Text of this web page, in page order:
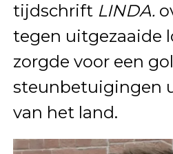
tijdschrift LINDA.
tegen uitgezaaide
zorgde voor een
steunbetuigingen
van het land.